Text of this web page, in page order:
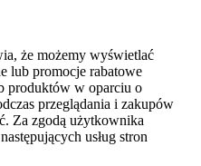
że możemy wyświetlać
lub promocje rabatowe
produktów w oparciu o
przeglądania i zakupów
Za zgodą użytkownika
usług stron